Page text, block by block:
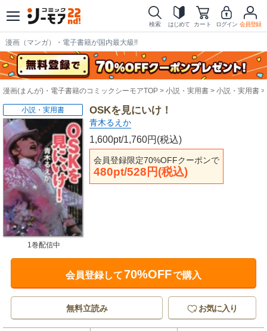
検索 はじめて カート ログイン 会員登録
漫画（マンガ）・電子書籍が国内最大級!!
漫画(まんが)・電子書籍のコミックシーモアTOP 小説・実用書 小説・実用書
OSKを見にいけ！
青木るえか
1,600pt/1,760円(税込)
会員登録限定70%OFFクーポンで
480pt/528円(税込)
小説・実用書
1巻配信中
会員登録して70%OFFで購入
無料立読み お気に入り